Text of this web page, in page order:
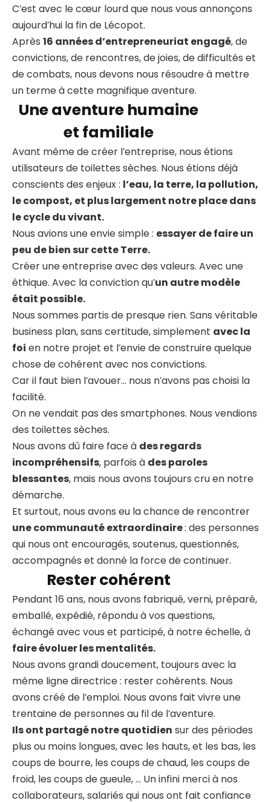
C’est avec le cœur lourd que nous vous annonçons
aujourd’hui la fin de Lécopot.
Après 16 années d’entrepreneuriat engagé, de
convictions, de rencontres, de joies, de difficultés et
de combats, nous devons nous résoudre à mettre
un terme à cette magnifique aventure.
Une aventure humaine
et familiale
Avant même de créer l’entreprise, nous étions
utilisateurs de toilettes sèches. Nous étions déjà
conscients des enjeux : l’eau, la terre, la pollution,
le compost, et plus largement notre place dans
le cycle du vivant.
Nous avions une envie simple : essayer de faire un
peu de bien sur cette Terre.
Créer une entreprise avec des valeurs. Avec une
éthique. Avec la conviction qu’un autre modèle
était possible.
Nous sommes partis de presque rien. Sans véritable
business plan, sans certitude, simplement avec la
foi en notre projet et l’envie de construire quelque
chose de cohérent avec nos convictions.
Car il faut bien l’avouer… nous n’avons pas choisi la
facilité.
On ne vendait pas des smartphones. Nous vendions
des toilettes sèches.
Nous avons dû faire face à des regards
incompréhensifs, parfois à des paroles
blessantes, mais nous avons toujours cru en notre
démarche.
Et surtout, nous avons eu la chance de rencontrer
une communauté extraordinaire: des personnes
qui nous ont encouragés, soutenus, questionnés,
accompagnés et donné la force de continuer.
Rester cohérent
Pendant 16 ans, nous avons fabriqué, verni, préparé,
emballé, expédié, répondu à vos questions,
échangé avec vous et participé, à notre échelle, à
faire évoluer les mentalités.
Nous avons grandi doucement, toujours avec la
même ligne directrice : rester cohérents. Nous
avons créé de l’emploi. Nous avons fait vivre une
trentaine de personnes au fil de l’aventure.
Ils ont partagé notre quotidien sur des périodes
plus ou moins longues, avec les hauts, et les bas, les
coups de bourre, les coups de chaud, les coups de
froid, les coups de gueule, … Un infini merci à nos
collaborateurs, salariés qui nous ont fait confiance